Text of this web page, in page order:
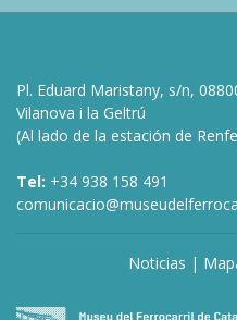
Pl. Eduard Maristany, s/n,
Vilanova i la Geltrú
(Al lado de la estación de
Tel: +34 938 158 491
Noticias |